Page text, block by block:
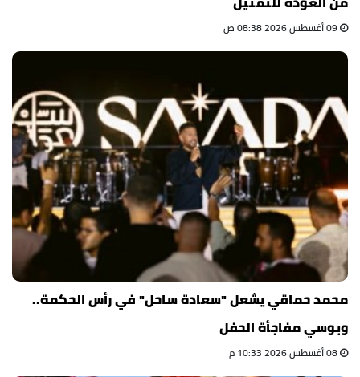
محمد حماقي يشعل "سعادة ساحل" في رأس الحكمة..
وبوسي مفاجأة الحفل